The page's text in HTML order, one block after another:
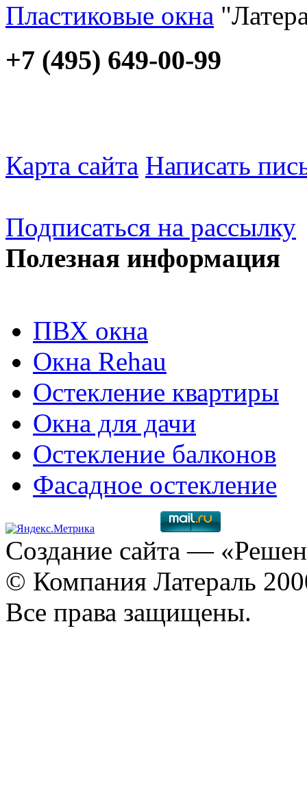
Пластиковые окна
+7 (495) 649-00-99
Карта сайта Написать
Подписаться на рассылку
Полезная информация
ПВХ окна
Окна Rehau
Остекление квартиры
Окна для дачи
Остекление балконов
Фасадное остекление
Создание сайта —
© Компания Латераль
Все права защищены.